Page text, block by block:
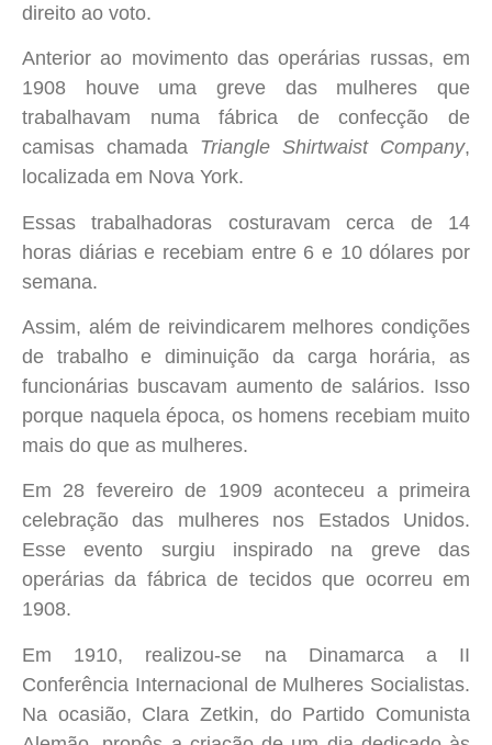
direito ao voto.
Anterior ao movimento das operárias russas, em
1908 houve uma greve das mulheres que
trabalhavam numa fábrica de confecção de
camisas chamada Triangle Shirtwaist Company,
localizada em Nova York.
Essas trabalhadoras costuravam cerca de 14
horas diárias e recebiam entre 6 e 10 dólares por
semana.
Assim, além de reivindicarem melhores condições
de trabalho e diminuição da carga horária, as
funcionárias buscavam aumento de salários. Isso
porque naquela época, os homens recebiam muito
mais do que as mulheres.
Em 28 fevereiro de 1909 aconteceu a primeira
celebração das mulheres nos Estados Unidos.
Esse evento surgiu inspirado na greve das
operárias da fábrica de tecidos que ocorreu em
1908.
Em 1910, realizou-se na Dinamarca a II
Conferência Internacional de Mulheres Socialistas.
Na ocasião, Clara Zetkin, do Partido Comunista